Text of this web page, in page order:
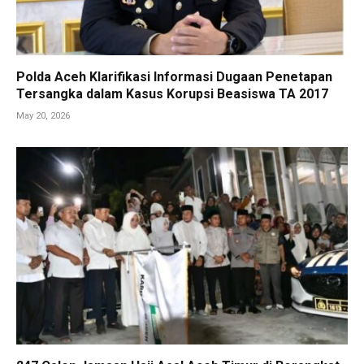
Polda Aceh Klarifikasi Informasi Dugaan Penetapan
Tersangka dalam Kasus Korupsi Beasiswa TA 2017
May 20, 2026